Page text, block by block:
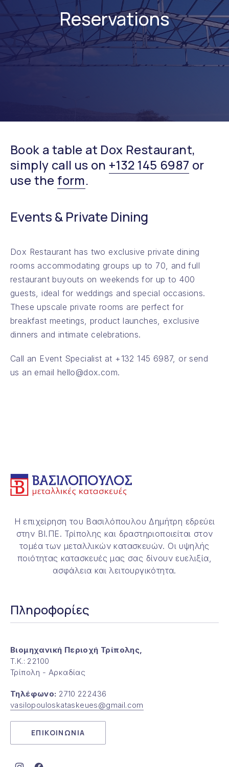
Reservations
Book a table at Dox Restaurant,
simply call us on +132 145 6987 or
use the form.
Events & Private Dining
Dox Restaurant has two exclusive private dining
rooms accommodating groups up to 70, and full
restaurant buyouts on weekends for up to 400
guests, ideal for weddings and special occasions.
These upscale private rooms are perfect for
breakfast meetings, product launches, exclusive
dinners and intimate celebrations.
Call an Event Specialist at +132 145 6987, or send
us an email hello@dox.com.
Η επιχείρηση του Βασιλόπουλου Δημήτρη εδρεύει
στην ΒΙ.ΠΕ. Τρίπολης και δραστηριοποιείται στον
τομέα των μεταλλικών κατασκευών. Οι υψηλής
ποιότητας κατασκευές μας σας δίνουν ευελιξία,
ασφάλεια και λειτουργικότητα.
Πληροφορίες
Βιομηχανική Περιοχή Τρίπολης,
Τ.Κ.: 22100
Τρίπολη - Αρκαδίας
Τηλέφωνο: 2710 222436
vasilopouloskataskeues@gmail.com
ΕΠΙΚΟΙΝΩΝΙΑ